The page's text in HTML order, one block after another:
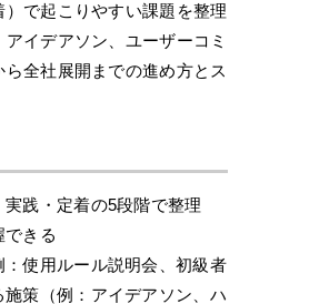
）で起こりやすい課題を整理
イデアソン、ユーザーコミ
全社展開までの進め方とス
践・定着の5段階で整理
できる
使用ルール説明会、初級者
策（例：アイデアソン、ハ